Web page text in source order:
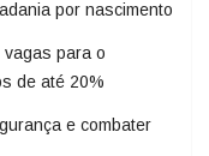
por nascimento
vagas para o
de até 20%
e combater